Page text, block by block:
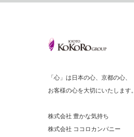
「心」は日本の心、京都の心、
お客様の心を大切にいたします。
株式会社 豊かな気持ち
株式会社 ココロカンパニー